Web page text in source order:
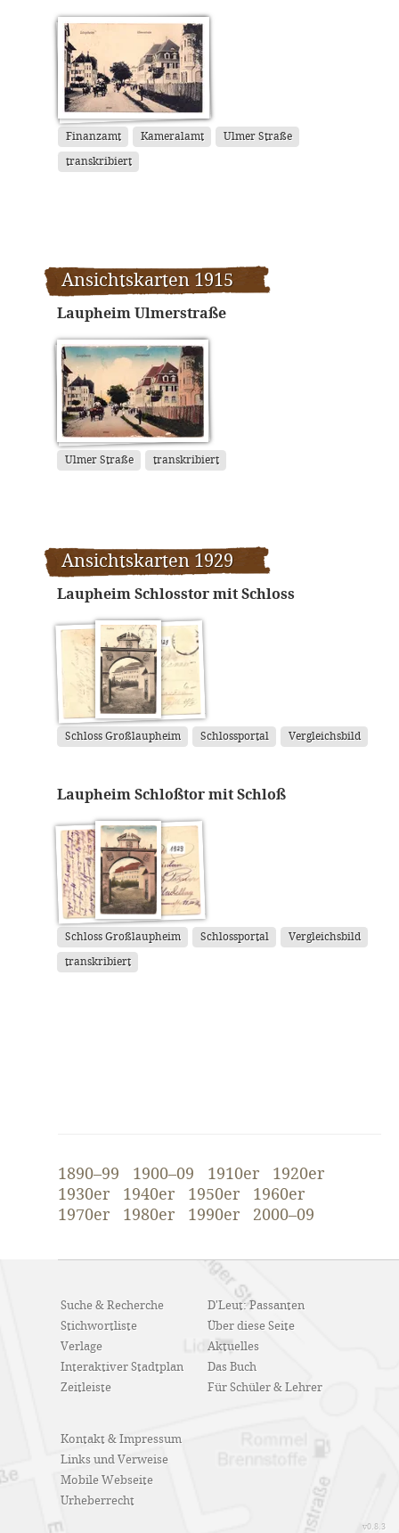
Finanzamt Kameralamt Ulmer Straße
transkribiert
Ansichtskarten 1915
Laupheim Ulmerstraße
Ulmer Straße transkribiert
Ansichtskarten 1929
Laupheim Schlosstor mit Schloss
Schloss Großlaupheim Schlossportal Vergleichsbild
Laupheim Schloßtor mit Schloß
Schloss Großlaupheim Schlossportal Vergleichsbild
transkribiert
1890–99 1900–09 1910er
1920er
1930er
1940er 1950er
1960er
1970er
1980er 1990er 2000–09
Suche & Recherche
Stichwortliste
Verlage
Interaktiver Stadtplan
Zeitleiste
D'Leut: Passanten
Über diese Seite
Aktuelles
Das Buch
Für Schüler & Lehrer
Kontakt & Impressum
Links und Verweise
Mobile Webseite
Urheberrecht
v0.8.3